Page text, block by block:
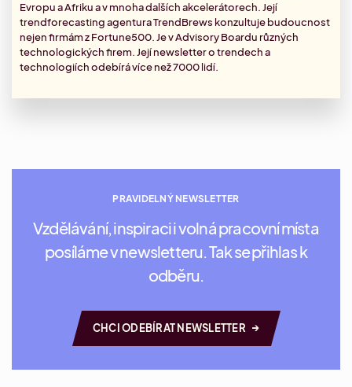
Evropu a Afriku a v mnoha dalších akcelerátorech. Její
trendforecasting agentura TrendBrews konzultuje budoucnost
nejen firmám z Fortune500. Je v Advisory Boardu různých
technologických firem. Jejínewslettero trendech a
technologiích odebírá více než 7000 lidí.
PRAVIDELNÝ NEWSLETTER
Vzdělávání, inspiraci i volná pracovní místa
posíláme v newsletteru. Tak se přihlas k
odběru.
CHCI ODEBÍRAT NEWSLETTER →